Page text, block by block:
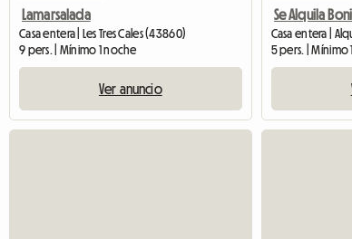
Lamarsalada
Casa entera | Les Tres Cales (43860)
9 pers. | Mínimo 1 noche
Ver anuncio
Casa entera |
5 pers. | Mínimo